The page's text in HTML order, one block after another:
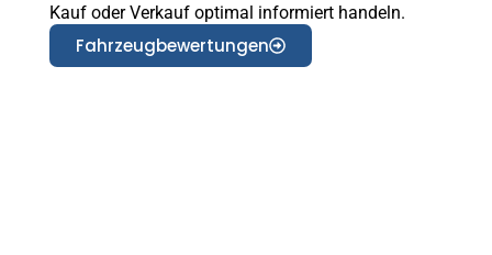
Kauf oder Verkauf optimal informiert handeln.
Fahrzeugbewertungen